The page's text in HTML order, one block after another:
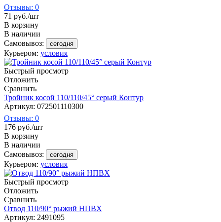
Отзывы: 0
71 руб./шт
В корзину
В наличии
Самовывоз:
сегодня
Курьером: условия
Быстрый просмотр
Отложить
Сравнить
Тройник косой 110/110/45° серый Контур
Артикул: 072501110300
Отзывы: 0
176 руб./шт
В корзину
В наличии
Самовывоз:
сегодня
Курьером: условия
Быстрый просмотр
Отложить
Сравнить
Отвод 110/90° рыжий НПВХ
Артикул: 2491095